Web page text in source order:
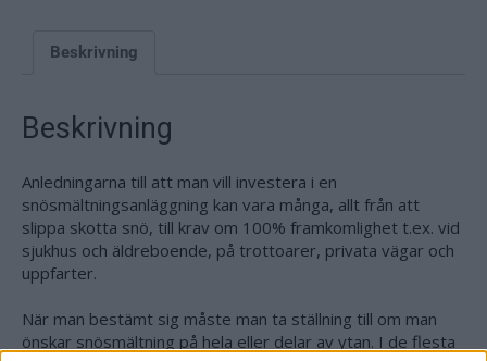
Beskrivning
Beskrivning
Anledningarna till att man vill investera i en
snösmältningsanläggning kan vara många, allt från att
slippa skotta snö, till krav om 100% framkomlighet t.ex. vid
sjukhus och äldreboende, på trottoarer, privata vägar och
uppfarter.
När man bestämt sig måste man ta ställning till om man
önskar snösmältning på hela eller delar av ytan. I de flesta